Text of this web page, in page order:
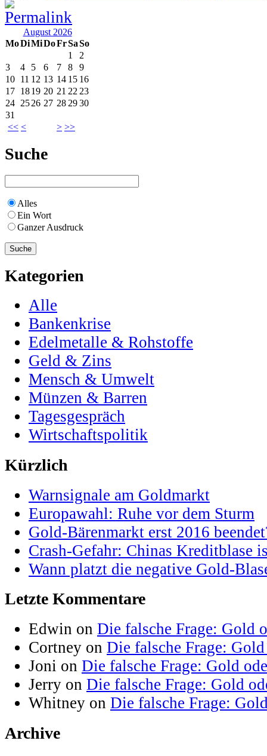
August 2026
MoDiMiDoFrSaSo
<< < > >>
1
2
3
4 5 6 7 8
9
10 11 12 13 14 15 16
17 1819 20 21 22 23
24 2526 27 28 2930
31
Suche
Alles
Ein Wort
Ganzer Ausdruck
Kategorien
Alle
Bankenkrise
Edelmetalle & Rohstoffe
Geld & Zins
Mensch & Umwelt
Münzen & Barren
Tagesgespräch
Wirtschaftspolitik
Kürzlich
Warnsignale am Goldmarkt
Europawahl: Ruhe vor dem Sturm
Gold-Bärenmarkt erst 2016
Crash-Gefahr: Chinas Kreditblase
Wann platzt die negative Gold-
Letzte Kommentare
Edwin on Die falsche Frage: Gold
Cortney on Die falsche Frage:
Joni on Die falsche Frage: Gold
Jerry on Die falsche Frage: Gold
Whitney on Die falsche Frage:
Archive